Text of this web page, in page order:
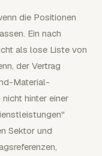
die Positionen
Ein nach
als lose Liste von
der Vertrag
Material-
hinter einer
Sektor und